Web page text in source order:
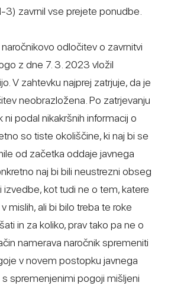
3) zavrnil vse prejete ponudbe.
odločitev o zavrnitvi
z dne 7. 3. 2023 vložil
V zahtevku najprej zatrjuje, da je
neobrazložena. Po zatrjevanju
ni podal nikakršnih informacij o
so tiste okoliščine, ki naj bi se
od začetka oddaje javnega
naj bi bili neustrezni obseg
izvedbe, kot tudi ne o tem, katere
mislih, ali bi bilo treba te roke
in za koliko, prav tako pa ne o
namerava naročnik spremeniti
v novem postopku javnega
s spremenjenimi pogoji mišljeni